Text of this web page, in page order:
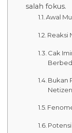
salah fokus.
Awal
Reaksi
Cak
Bukan
Netizen